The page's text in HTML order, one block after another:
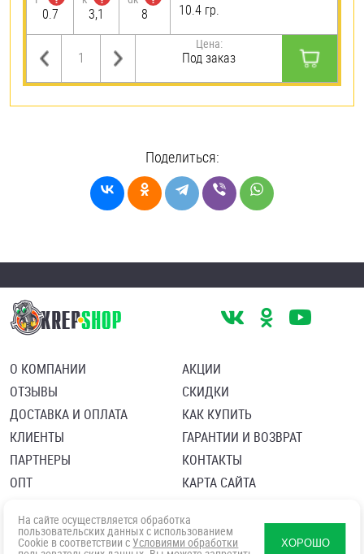
0.7
3,1
8
10.4 гр.
Цена:
Под заказ
Поделиться:
О КОМПАНИИ
ОТЗЫВЫ
ДОСТАВКА И ОПЛАТА
КЛИЕНТЫ
ПАРТНЕРЫ
ОПТ
АКЦИИ
СКИДКИ
КАК КУПИТЬ
ГАРАНТИИ И ВОЗВРАТ
КОНТАКТЫ
КАРТА САЙТА
Политика в отношении обработки персональных данных
Согласие посетителя сайта на обработку персональных данны
На сайте осуществляется обработка
пользовательских данных с использованием
Cookie в соответствии с Условиями обработки ХОРОШО